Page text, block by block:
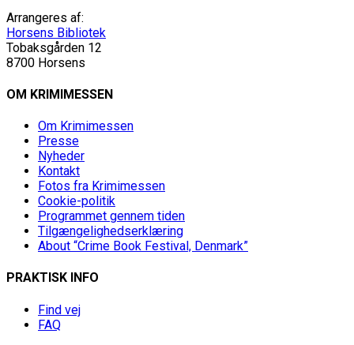
Arrangeres af:
Horsens Bibliotek
Tobaksgården 12
8700 Horsens
OM KRIMIMESSEN
Om Krimimessen
Presse
Nyheder
Kontakt
Fotos fra Krimimessen
Cookie-politik
Programmet gennem tiden
Tilgængelighedserklæring
About “Crime Book Festival, Denmark”
PRAKTISK INFO
Find vej
FAQ